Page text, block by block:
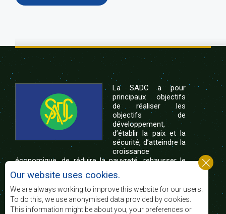
La SADC a pour
principaux objectifs
de réaliser les
objectifs de
développement,
d’établir la paix et la
sécurité, d’atteindre la
croissance
économique, de réduire la pauvreté, rehausser le
niveau et la qualité de vie du peuple de l’Afrique
australe et d’appuyer les défavorisés sociaux par le
biais de l’intégration régionale, de principes
démocratiques consolidés et d’un développement
équitable et durable.
Our website uses cookies.
We are always working to improve this website for our users.
To do this, we use anonymised data provided by cookies.
This information might be about you, your preferences or